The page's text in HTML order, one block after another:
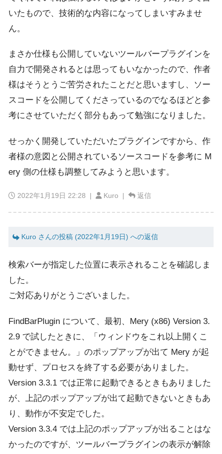
いたもので、技術的な内容になってしまいすみませ
ん。
まさか仕様も公開していないツールバープラグインを
自力で開発されるとは思ってもいなかったので、作者
様はそうとうご苦労されたことだと思いますし、ソー
スコードを公開してくださっているのでなるほどと参
考にさせていただく部分もあって勉強になりました。
せっかく開発していただいたプラグインですから、作
者様の意図と公開されているソースコードを参考に M
ery 側の仕様も調整してみようと思います。
2022年1月19日 22:28 | Kuro | 返信
Kuro さんの投稿 (2022年1月19日) への返信
検索バーが指定した位置に表示されることを確認しま
した。
ご対応ありがとうございました。
FindBarPlugin について、最初、Mery (x86) Version 3.
2.9 で試したときに、「ウィンドウをこれ以上開くこ
とができません。」のポップアップが出て Mery が起
動せず、プロセスを終了する必要がありました。
Version 3.3.1 では正常に起動できるときもありました
が、上記のポップアップが出て起動できないときもあ
り、動作が不安定でした。
Version 3.3.4 では上記のポップアップが出ることはな
かったのですが、ツールバープラグインの表示が解除